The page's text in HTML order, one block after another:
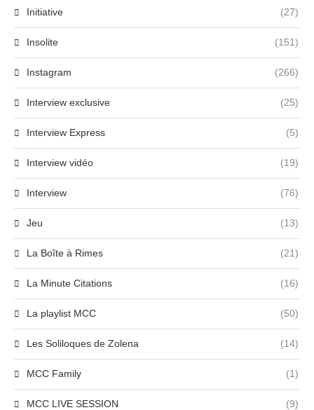
Initiative (27)
Insolite (151)
Instagram (266)
Interview exclusive (25)
Interview Express (5)
Interview vidéo (19)
Interview (76)
Jeu (13)
La Boîte à Rimes (21)
La Minute Citations (16)
La playlist MCC (50)
Les Soliloques de Zolena (14)
MCC Family (1)
MCC LIVE SESSION (9)